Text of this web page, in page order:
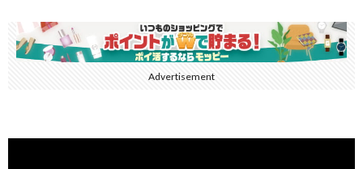
Advertisement